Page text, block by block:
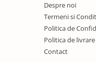
Despre noi
Termeni si
Politica de
Politica de livrare
Contact